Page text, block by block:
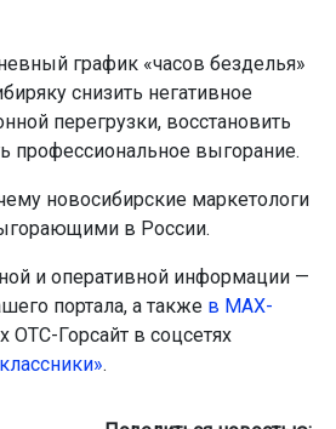
график «часов безделья»
снизить негативное
перегрузки, восстановить
профессиональное выгорание.
новосибирские маркетологи
в России.
и оперативной информации —
портала, а также в МАХ-
ОТС-Горсайт в соцсетях
.